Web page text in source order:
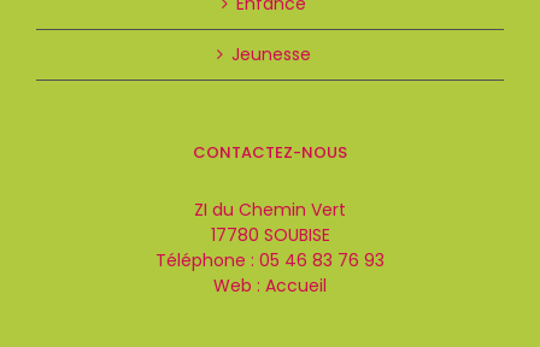
Jeunesse
CONTACTEZ-NOUS
ZI du Chemin Vert
17780 SOUBISE
Téléphone : 05 46 83 76 93
Web : Accueil